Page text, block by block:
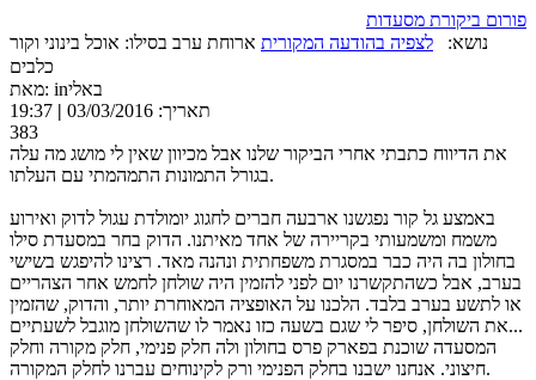
פורום ביקורת מסעדות
נושא: לצפיה בהודעה המקורית ארוחת ערב בסילו: אוכל בינוני וקור
כלבים
מאת: inבאלי
תאריך: 03/03/2016
|
383
את הדיווח כתבתי אחרי הביקור שלנו אבל מכיוון שאין לי מושג מה עלה
בגורל התמונות התמהמתי עם העלתו.
באמצע גל קור נפגשנו ארבעה חברים לחגוג יומולדת עגול לדוק ואירוע
משמח ומשמעותי בקריירה של אחד מאיתנו. הדוק בחר במסעדת סילו
בחולון בה היה כבר במסגרת משפחתית ונהנה מאד. רצינו להיפגש בשישי
בערב, אבל כשהתקשרנו יום לפני להזמין היה שולחן לחמש אחר הצהריים
או לתשע בערב בלבד. הלכנו על האופציה המאוחרת יותר, והדוק, שהזמין
את השולחן, סיפר לי שגם בשעה כזו נאמר לו שהשולחן מוגבל לשעתיים...
המסעדה שוכנת בפארק פרס בחולון ולה חלק פנימי, חלק מקורה וחלק
חיצוני. אנחנו ישבנו בחלק הפנימי ורק לקינוחים עברנו לחלק המקורה.